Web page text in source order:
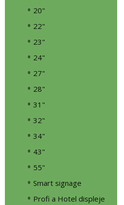
20"
22"
23"
24"
27"
28"
31"
32"
34"
43"
55"
Smart signage
Profi a Hotel displeje